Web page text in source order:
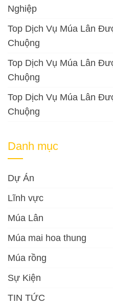
Nghiệp
Top Dịch Vụ Múa Lân
Chuộng
Top Dịch Vụ Múa Lân
Chuộng
Top Dịch Vụ Múa Lân
Chuộng
Danh mục
Dự Án
Lĩnh vực
Múa Lân
Múa mai hoa thung
Múa rồng
Sự Kiện
TIN TỨC